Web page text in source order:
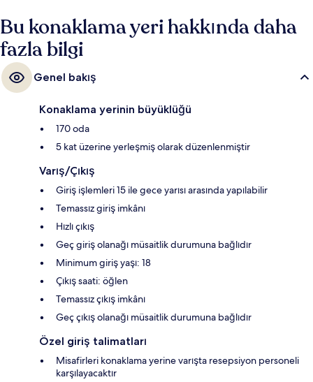
Bu konaklama yeri hakkında daha
fazla bilgi
Genel bakış
Konaklama yerinin büyüklüğü
170 oda
5 kat üzerine yerleşmiş olarak düzenlenmiştir
Varış/Çıkış
Giriş işlemleri 15 ile gece yarısı arasında yapılabilir
Temassız giriş imkânı
Hızlı çıkış
Geç giriş olanağı müsaitlik durumuna bağlıdır
Minimum giriş yaşı: 18
Çıkış saati: öğlen
Temassız çıkış imkânı
Geç çıkış olanağı müsaitlik durumuna bağlıdır
Özel giriş talimatları
Misafirleri konaklama yerine varışta resepsiyon personeli
karşılayacaktır